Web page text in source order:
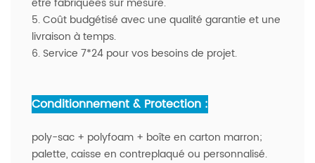
5. Coût budgétisé avec une qualité garantie et une
livraison à temps.
6. Service 7*24 pour vos besoins de projet.
Conditionnement & Protection :
poly-sac + polyfoam + boîte en carton marron;
palette, caisse en contreplaqué ou personnalisé.